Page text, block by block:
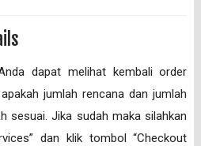
dapat melihat kembali order
jumlah rencana dan jumlah
sesuai. Jika sudah maka silahkan
dan klik tombol “Checkout